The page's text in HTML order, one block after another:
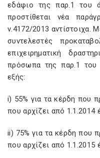
εδάφιο της παρ.1 του
προστίθεται νέα
ν.4172/2013 αντίστοιχα.
συντελεστές
επιχειρηματική
πρόσωπα της παρ.1
εξής:
i) 55% για τα κέρδη που
που αρχίζει από 1.1.2014
ii) 75% για τα κέρδη που
που αρχίζει από 1.1.2015